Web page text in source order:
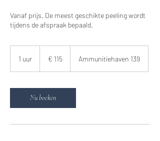
Vanaf prijs. De meest geschikte peeling wordt
tijdens de afspraak bepaald.
1 uur € 115 Ammunitiehaven 139
Nu boeken